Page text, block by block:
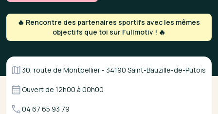
🔥 Rencontre des partenaires sportifs avec les mêmes
objectifs que toi sur Fullmotiv ! 🔥
30, route de Montpellier - 34190 Saint-Bauzille-de-Putois
Ouvert de12h00 à00h00
04 67 65 93 79